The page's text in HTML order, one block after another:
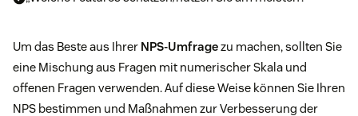
Um das Beste aus Ihrer NPS-Umfragezu machen, sollten Sie
eine Mischung aus Fragen mit numerischer Skala und
offenen Fragen verwenden. Auf diese Weise können Sie Ihren
NPS bestimmen und Maßnahmen zur Verbesserung der